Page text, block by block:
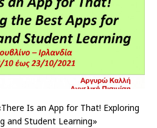
Is an App for That! Exploring
and Student Learning»